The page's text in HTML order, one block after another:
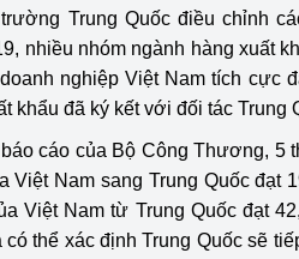
Trung Quốc điều chỉnh
nhiều nhóm ngành hàng xuất
nghiệp Việt Nam tích cực
khẩu đã ký kết với đối tác Trung
cáo của Bộ Công Thương, 5
Việt Nam sang Trung Quốc đạt
Việt Nam từ Trung Quốc đạt
có thể xác định Trung Quốc sẽ